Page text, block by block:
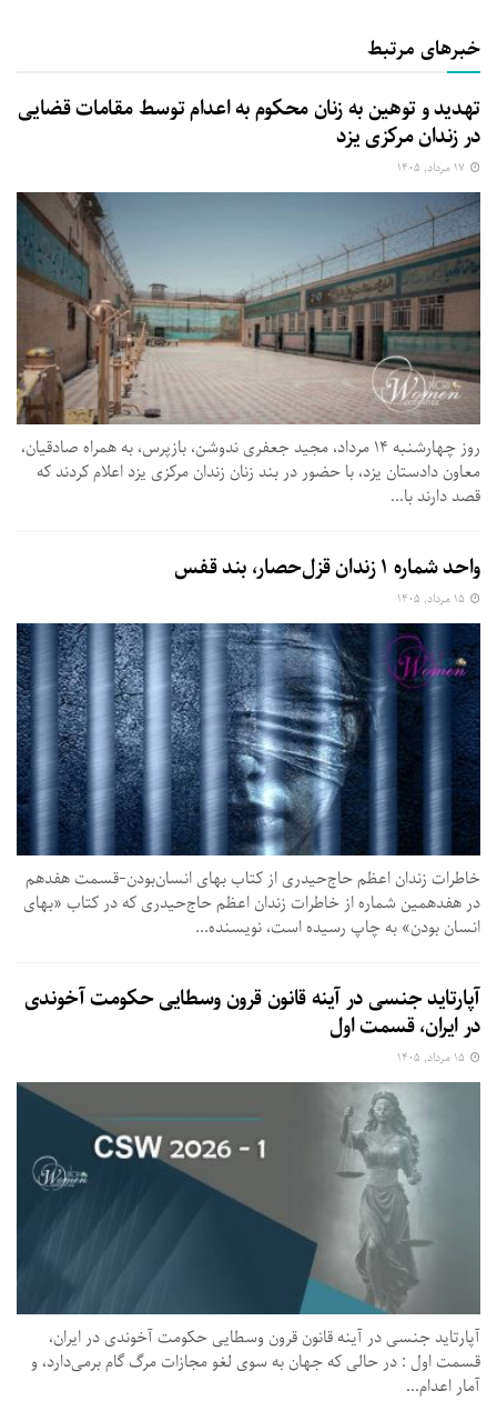
خبرهای مرتبط
تهدید و توهین به زنان محکوم به اعدام توسط مقامات قضایی
در زندان مرکزی یزد
روز چهارشنبه ۱۴ مرداد، مجید جعفری ندوشن، بازپرس، به همراه صادقیان،
معاون دادستان یزد، با حضور در بند زنان زندان مرکزی یزد اعلام کردند که
قصد دارند با...
واحد شماره ۱ زندان قزل‌حصار، بند قفس
خاطرات زندان اعظم حاج‌حیدری از کتاب بهای انسان‌بودن-قسمت هفدهم
در هفدهمین شماره از خاطرات زندان اعظم حاج‌حیدری که در کتاب «بهای
انسان بودن» به چاپ رسیده است،‌ نویسنده...
آپارتاید جنسی در آینه قانون قرون وسطایی حکومت آخوندی
در ایران، قسمت اول
آپارتاید جنسی در آینه قانون قرون وسطایی حکومت آخوندی در ایران،
قسمت اول : در حالی که جهان به سوی لغو مجازات مرگ گام برمی‌دارد، و
آمار اعدام...